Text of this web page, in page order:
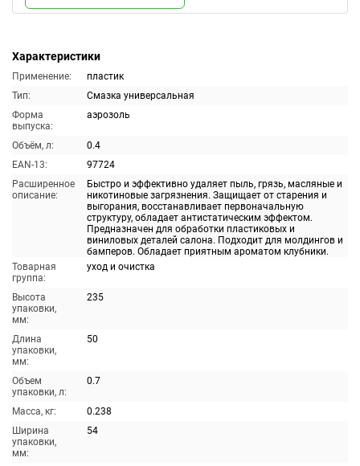
Характеристики
Применение:
пластик
Тип:
Смазка универсальная
Форма
выпуска:
аэрозоль
Объём, л:
0.4
EAN-13:
97724
Расширенное
описание:
Быстро и эффективно удаляет пыль, грязь, масляные и
никотиновые загрязнения. Защищает от старения и
выгорания, восстанавливает первоначальную
структуру, обладает антистатическим эффектом.
Предназначен для обработки пластиковых и
виниловых деталей салона. Подходит для молдингов и
бамперов. Обладает приятным ароматом клубники.
Товарная
группа:
уход и очистка
Высота
упаковки,
мм:
235
Длина
упаковки,
мм:
50
Объем
упаковки, л:
0.7
Масса, кг:
0.238
Ширина
упаковки,
мм:
54